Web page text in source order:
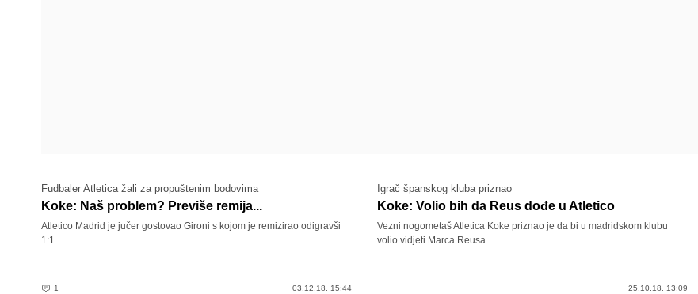
Fudbaler Atletica žali za propuštenim bodovima
Koke: Naš problem? Previše remija...
Atletico Madrid je jučer gostovao Gironi s kojom je remizirao odigravši
1:1.
1 03.12.18. 15:44
Igrač španskog kluba priznao
Koke: Volio bih da Reus dođe u Atletico
Vezni nogometaš Atletica Koke priznao je da bi u madridskom klubu
volio vidjeti Marca Reusa.
25.10.18. 13:09